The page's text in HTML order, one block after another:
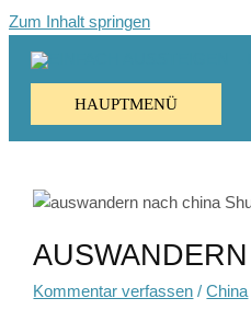
Zum Inhalt springen
HAUPTMENÜ
Kommentar verfassen /China